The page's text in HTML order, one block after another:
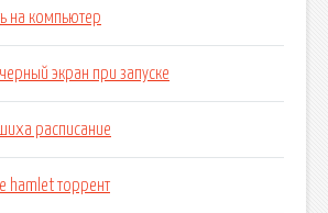
на компьютер
экран при запуске
расписание
hamlet торрент